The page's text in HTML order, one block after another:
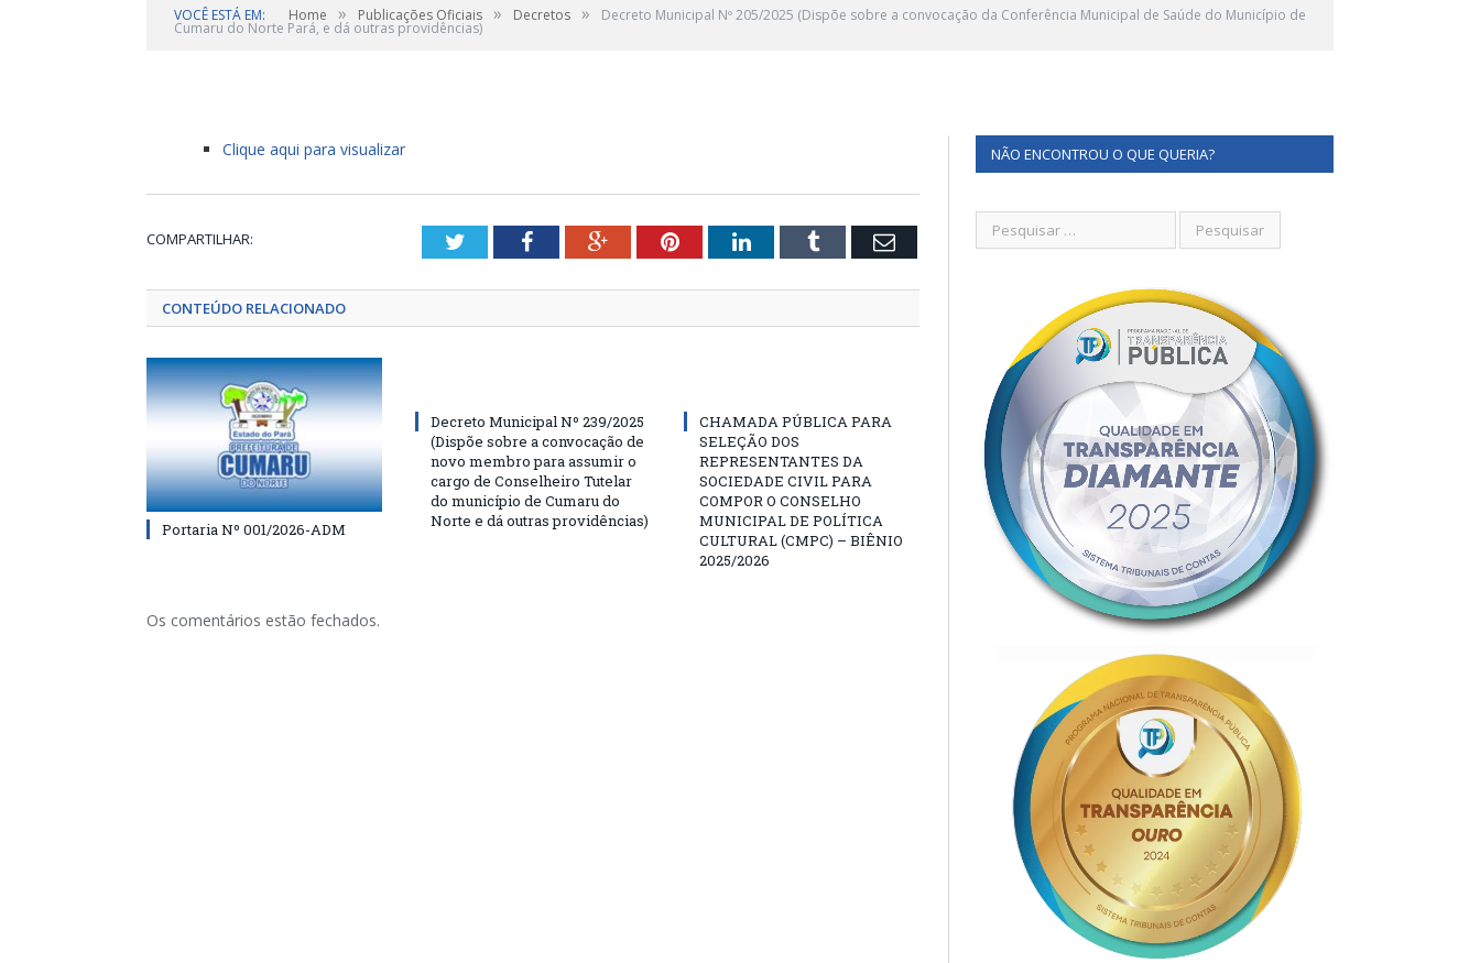
VOCÊ ESTÁ EM: Home » Publicações Oficiais » Decretos » Decreto Municipal Nº 205/2025 (Dispõe sobre a convocação da Conferência Municipal de Saúde do Município de
Cumaru do Norte Pará, e dá outras providências)
Clique aqui para visualizar
COMPARTILHAR: TwitterFacebookGoogle+PinterestLinkedInTumblr Email
CONTEÚDO RELACIONADO
Portaria Nº 001/2026-ADM
Decreto Municipal Nº 239/2025
(Dispõe sobre a convocação de
novo membro para assumir o
cargo de Conselheiro Tutelar
do município de Cumaru do
Norte e dá outras providências)
CHAMADA PÚBLICA PARA
SELEÇÃO DOS
REPRESENTANTES DA
SOCIEDADE CIVIL PARA
COMPOR O CONSELHO
MUNICIPAL DE POLÍTICA
CULTURAL (CMPC) – BIÊNIO
2025/2026
Os comentários estão fechados.
NÃO ENCONTROU O QUE QUERIA?